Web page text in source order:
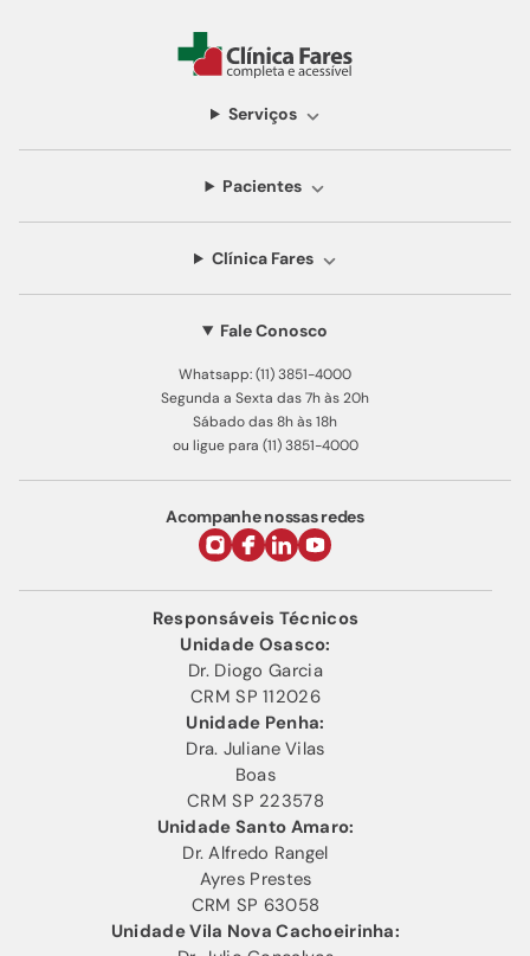
Serviços
Pacientes
Clínica Fares
Fale Conosco
Whatsapp: (11) 3851-4000
Segunda a Sexta das 7h às 20h
Sábado das 8h às 18h
ou ligue para (11) 3851-4000
Acompanhe nossas redes
Responsáveis Técnicos
Unidade Osasco:
Dr. Diogo Garcia
CRM SP 112026
Unidade Penha:
Dra. Juliane Vilas
Boas
CRM SP 223578
Unidade Santo Amaro:
Dr. Alfredo Rangel
Ayres Prestes
CRM SP 63058
Unidade Vila Nova Cachoeirinha: